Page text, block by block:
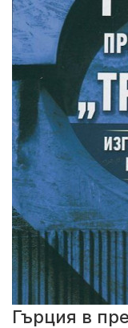
Гърция в